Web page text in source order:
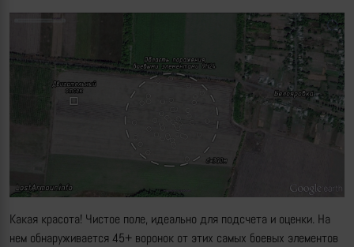
Какая красота! Чистое поле, идеально для подсчета и оценки. На
нем обнаруживается 45+ воронок от этих самых боевых элементов